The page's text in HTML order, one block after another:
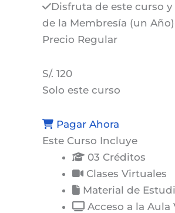
Disfruta de este curso
de la Membresía (un Año)
Precio Regular
S/. 120
Solo este curso
Pagar Ahora
Este Curso Incluye
03 Créditos
Clases Virtuales
Material de
Acceso a la Aula